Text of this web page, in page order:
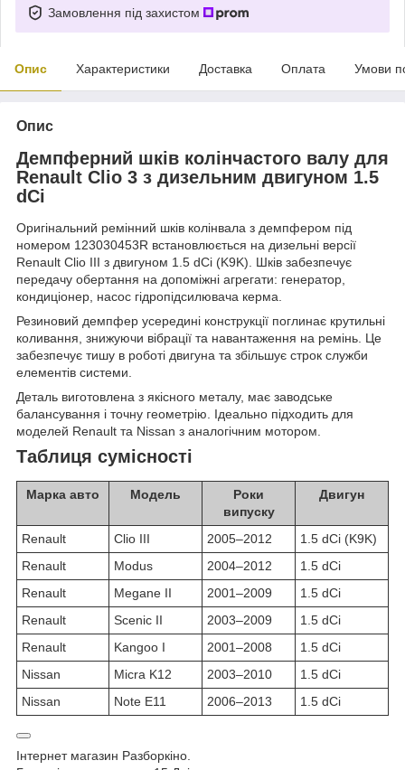
Замовлення під захистом
Опис Характеристики Доставка Оплата Умови
Опис
Демпферний шків колінчастого валу для
Renault Clio 3 з дизельним двигуном 1.5
dCi
Оригінальний ремінний шків колінвала з демпфером під
номером 123030453R встановлюється на дизельні версії
Renault Clio III з двигуном 1.5 dCi (K9K). Шків забезпечує
передачу обертання на допоміжні агрегати: генератор,
кондиціонер, насос гідропідсилювача керма.
Резиновий демпфер усередині конструкції поглинає крутильні
коливання, знижуючи вібрації та навантаження на ремінь. Це
забезпечує тишу в роботі двигуна та збільшує строк служби
елементів системи.
Деталь виготовлена з якісного металу, має заводське
балансування і точну геометрію. Ідеально підходить для
моделей Renault та Nissan з аналогічним мотором.
Таблиця сумісності
Марка авто Модель
Роки
випуску
Двигун
Renault Clio III 2005–2012
1.5 dCi (K9K)
Renault
Modus 2004–2012
1.5 dCi
Renault
Megane II 2001–2009
1.5 dCi
Renault
Scenic II 2003–2009
1.5 dCi
Renault
Kangoo I 2001–2008
1.5 dCi
Nissan
Micra K12 2003–2010
1.5 dCi
Nissan
Note E11 2006–2013 1.5 dCi
Інтернет магазин Разборкіно.